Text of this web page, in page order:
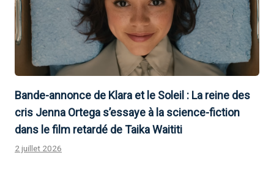
Bande-annonce de Klara et le Soleil : La reine des
cris Jenna Ortega s’essaye à la science-fiction
dans le film retardé de Taika Waititi
2 juillet 2026